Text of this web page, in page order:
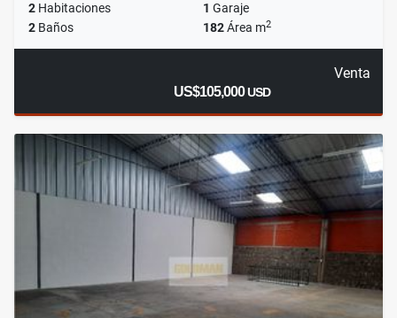
2 Habitaciones 1 Garaje
2 Baños 182Área m2
Venta
US$105,000USD